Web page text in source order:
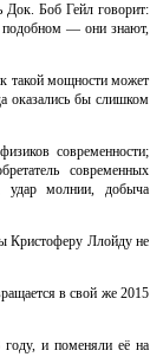
Док. Боб Гейл говорит:
подобном — они знают,
такой мощности может
оказались бы слишком
современности;
современных
удар молнии, добыча
Кристоферу Ллойду не
в свой же 2015
и поменяли её на